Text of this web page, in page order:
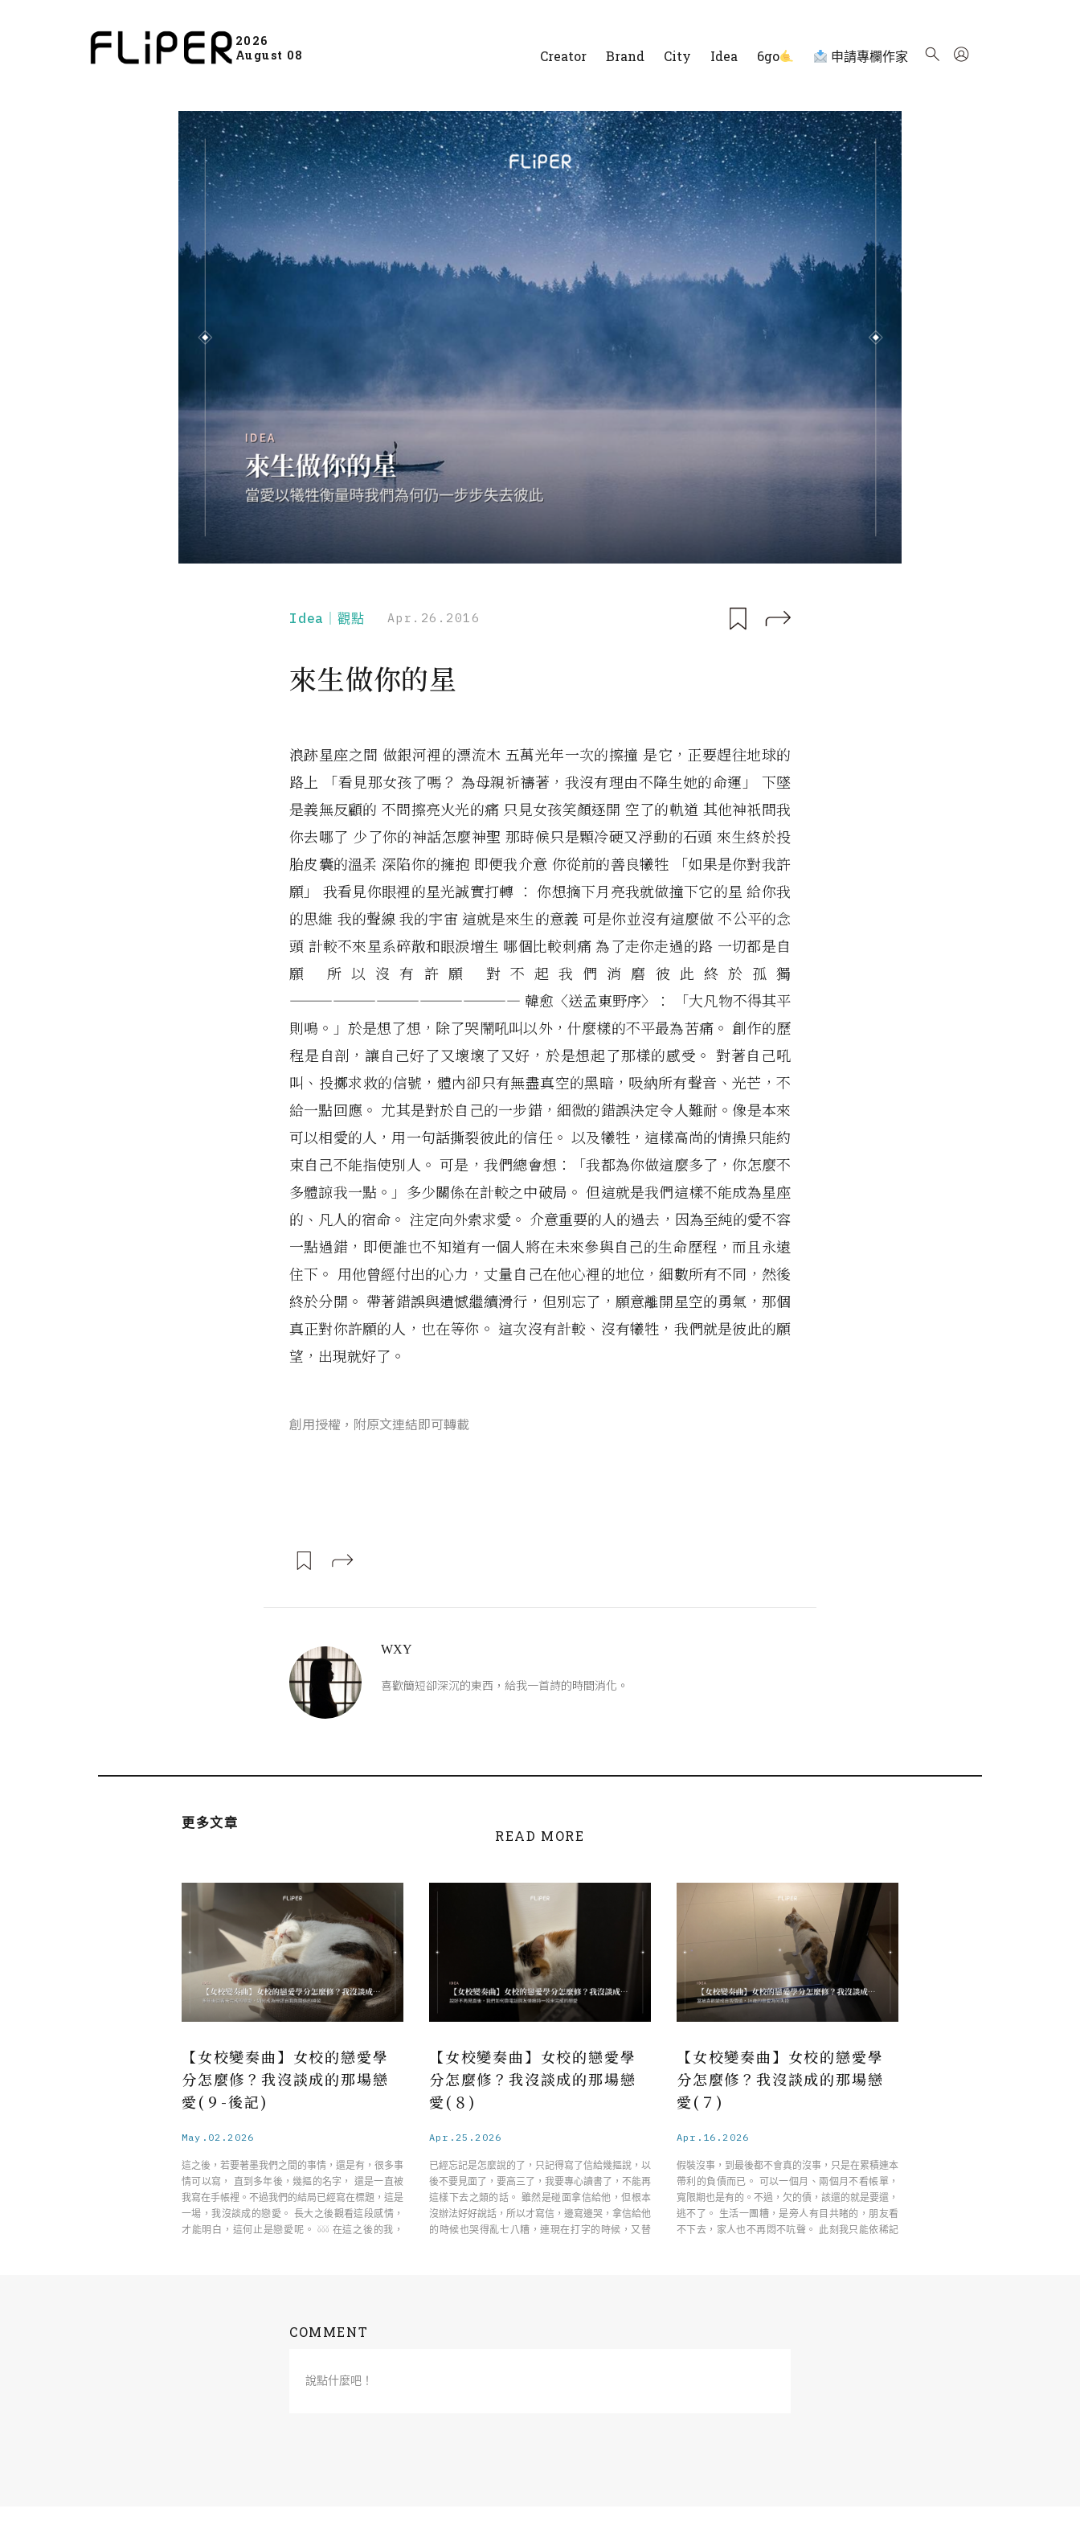
2026
August 08
Creator Brand City Idea 6go 申請專欄作家
Idea｜觀點 Apr.26.2016
來生做你的星
浪跡星座之間 做銀河裡的漂流木 五萬光年一次的擦撞 是它，正要趕往地球的
路上 「看見那女孩了嗎？ 為母親祈禱著，我沒有理由不降生她的命運」 下墜
是義無反顧的 不問擦亮火光的痛 只見女孩笑顏逐開 空了的軌道 其他神祇問我
你去哪了 少了你的神話怎麼神聖 那時候只是顆冷硬又浮動的石頭 來生終於投
胎皮囊的溫柔 深陷你的擁抱 即便我介意 你從前的善良犧牲 「如果是你對我許
願」 我看見你眼裡的星光誠實打轉 ： 你想摘下月亮我就做撞下它的星 給你我
的思維 我的聲線 我的宇宙 這就是來生的意義 可是你並沒有這麼做 不公平的念
頭 計較不來星系碎散和眼淚增生 哪個比較刺痛 為了走你走過的路 一切都是自
願 所以沒有許願 對不起我們消磨彼此終於孤獨
———————————————— 韓愈〈送孟東野序〉： 「大凡物不得其平
則鳴。」於是想了想，除了哭鬧吼叫以外，什麼樣的不平最為苦痛。 創作的歷
程是自剖，讓自己好了又壞壞了又好，於是想起了那樣的感受。 對著自己吼
叫、投擲求救的信號，體內卻只有無盡真空的黑暗，吸納所有聲音、光芒，不
給一點回應。 尤其是對於自己的一步錯，細微的錯誤決定令人難耐。像是本來
可以相愛的人，用一句話撕裂彼此的信任。 以及犧牲，這樣高尚的情操只能約
束自己不能指使別人。 可是，我們總會想：「我都為你做這麼多了，你怎麼不
多體諒我一點。」多少關係在計較之中破局。 但這就是我們這樣不能成為星座
的、凡人的宿命。 注定向外索求愛。 介意重要的人的過去，因為至純的愛不容
一點過錯，即便誰也不知道有一個人將在未來參與自己的生命歷程，而且永遠
住下。 用他曾經付出的心力，丈量自己在他心裡的地位，細數所有不同，然後
終於分開。 帶著錯誤與遺憾繼續滑行，但別忘了，願意離開星空的勇氣，那個
真正對你許願的人，也在等你。 這次沒有計較、沒有犧牲，我們就是彼此的願
望，出現就好了。
創用授權，附原文連結即可轉載
WXY
喜歡簡短卻深沉的東西，給我一首詩的時間消化。
更多文章
READ MORE
【女校變奏曲】女校的戀愛學
分怎麼修？我沒談成的那場戀
愛(９-後記)
May.02.2026
這之後，若要著墨我們之間的事情，還是有，很多事
情可以寫， 直到多年後，幾摳的名字， 還是一直被
我寫在手帳裡。不過我們的結局已經寫在標題，這是
一場，我沒談成的戀愛。 長大之後觀看這段感情，
才能明白，這何止是戀愛呢。 𓍱𓍱𓍱 在這之後的我，
【女校變奏曲】女校的戀愛學
分怎麼修？我沒談成的那場戀
愛(８)
Apr.25.2026
已經忘記是怎麼說的了，只記得寫了信給幾摳說，以
後不要見面了，要高三了，我要專心讀書了，不能再
這樣下去之類的話。 雖然是碰面拿信給他，但根本
沒辦法好好說話，所以才寫信，邊寫邊哭，拿信給他
的時候也哭得亂七八糟，連現在打字的時候，又替
【女校變奏曲】女校的戀愛學
分怎麼修？我沒談成的那場戀
愛(７)
Apr.16.2026
假裝沒事，到最後都不會真的沒事，只是在累積連本
帶利的負債而已。 可以一個月、兩個月不看帳單，
寬限期也是有的。不過，欠的債，該還的就是要還，
逃不了。 生活一團糟，是旁人有目共睹的，朋友看
不下去，家人也不再悶不吭聲。 此刻我只能依稀記
COMMENT
說點什麼吧！